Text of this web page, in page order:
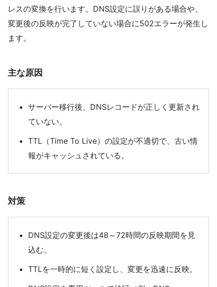
レスの変換を行います。DNS設定に誤りがある場合や、
変更後の反映が完了していない場合に502エラーが発生し
ます。
主な原因
サーバー移行後、DNSレコードが正しく更新され
ていない。
TTL（Time To Live）の設定が不適切で、古い情
報がキャッシュされている。
対策
DNS設定の変更後は48～72時間の反映期間を見
込む。
TTLを一時的に短く設定し、変更を迅速に反映。